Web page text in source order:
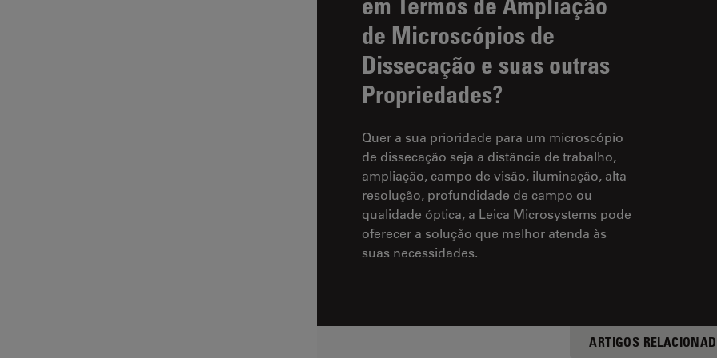
de Microscópios de
Dissecação e suas outras
Propriedades?
Quer a sua prioridade para um microscópio
de dissecação seja a distância de trabalho,
ampliação, campo de visão, iluminação, alta
resolução, profundidade de campo ou
qualidade óptica, a Leica Microsystems pode
oferecer a solução que melhor atenda às
suas necessidades.
ARTIGOS